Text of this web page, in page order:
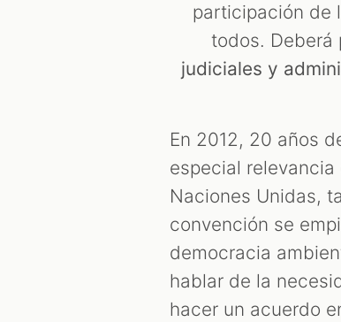
participación de
todos. Deberá
judiciales y
En 2012, 20 años
especial
Naciones Unidas,
convención se
democracia
hablar de la
hacer un acuerdo